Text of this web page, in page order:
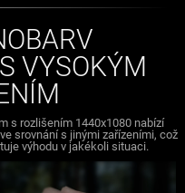
VYSOKÝM
s rozlišením 1440x1080 nabízí
srovnání s jinými zařízeními, což
výhodu v jakékoli situaci.